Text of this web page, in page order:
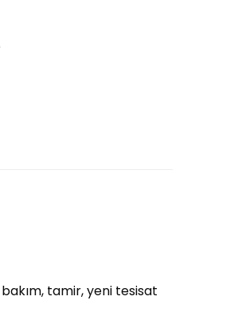
tamir, yeni tesisat